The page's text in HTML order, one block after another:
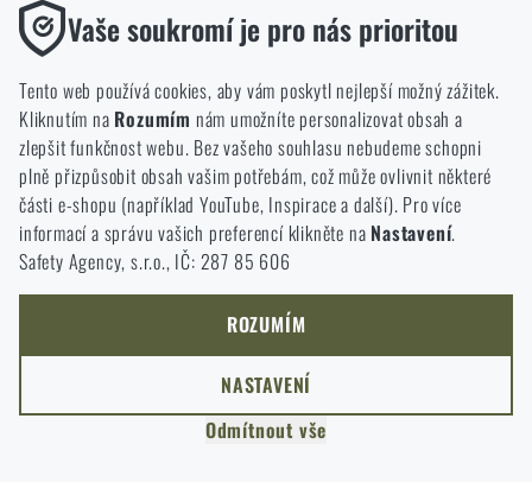
ZŮSTANU TADY
PŘEJÍT DO KOŠÍKU
ROZUMÍM, POKRAČOVAT
I WILL STAY HERE
GO TO RIGAD.COM
Vaše soukromí je pro nás prioritou
Tento web používá cookies, aby vám poskytl nejlepší možný zážitek.
Kliknutím na Rozumím nám umožníte personalizovat obsah a
zlepšit funkčnost webu. Bez vašeho souhlasu nebudeme schopni
plně přizpůsobit obsah vašim potřebám, což může ovlivnit některé
části e-shopu (například YouTube, Inspirace a další). Pro více
informací a správu vašich preferencí klikněte na Nastavení.
Safety Agency, s.r.o., IČ: 287 85 606
Funkční
Bez nich by náš web vůbec nefungoval. U těchto cookies není
možné zakázat jejich ukládání.
Analytické
Do těchto cookies se anonymně ukládá, jakým způsobem
procházíte a používáte náš web. Pomáhají nám lépe chápat, co
se našim zákazníkům líbí a kterým směrem se máme ubírat.
Marketingové
Tyto cookies nám pomáhají optimalizovat reklamu směřující na
náš e-shop, aby byla co nejvíce efektivní a náš obchod se mohl
neustále rozvíjet a zlepšovat.
Díky těmto cookies dokážeme reklamu personalizovat a nabízet
ROZUMÍM
NASTAVENÍ
Odmítnout vše